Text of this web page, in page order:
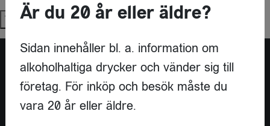
Try again
Är du leverantör?
Är du 20 år eller äldre?
Sidan innehåller bl. a. information om
alkoholhaltiga drycker och vänder sig till
företag. För inköp och besök måste du
vara 20 år eller äldre.